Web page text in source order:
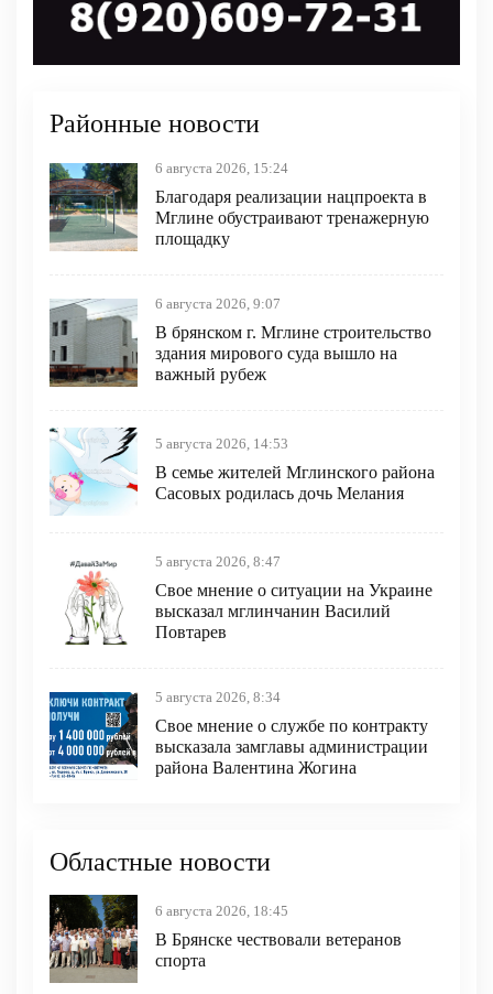
Районные новости
6 августа 2026, 15:24
Благодаря реализации нацпроекта в
Мглине обустраивают тренажерную
площадку
6 августа 2026, 9:07
В брянском г. Мглине строительство
здания мирового суда вышло на
важный рубеж
5 августа 2026, 14:53
В семье жителей Мглинского района
Сасовых родилась дочь Мелания
5 августа 2026, 8:47
Свое мнение о ситуации на Украине
высказал мглинчанин Василий
Повтарев
5 августа 2026, 8:34
Свое мнение о службе по контракту
высказала замглавы администрации
района Валентина Жогина
Областные новости
6 августа 2026, 18:45
В Брянске чествовали ветеранов
спорта